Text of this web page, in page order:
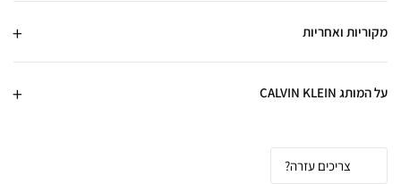
מקוריות ואחריות
על המותג CALVIN KLEIN
צריכים עזרה?